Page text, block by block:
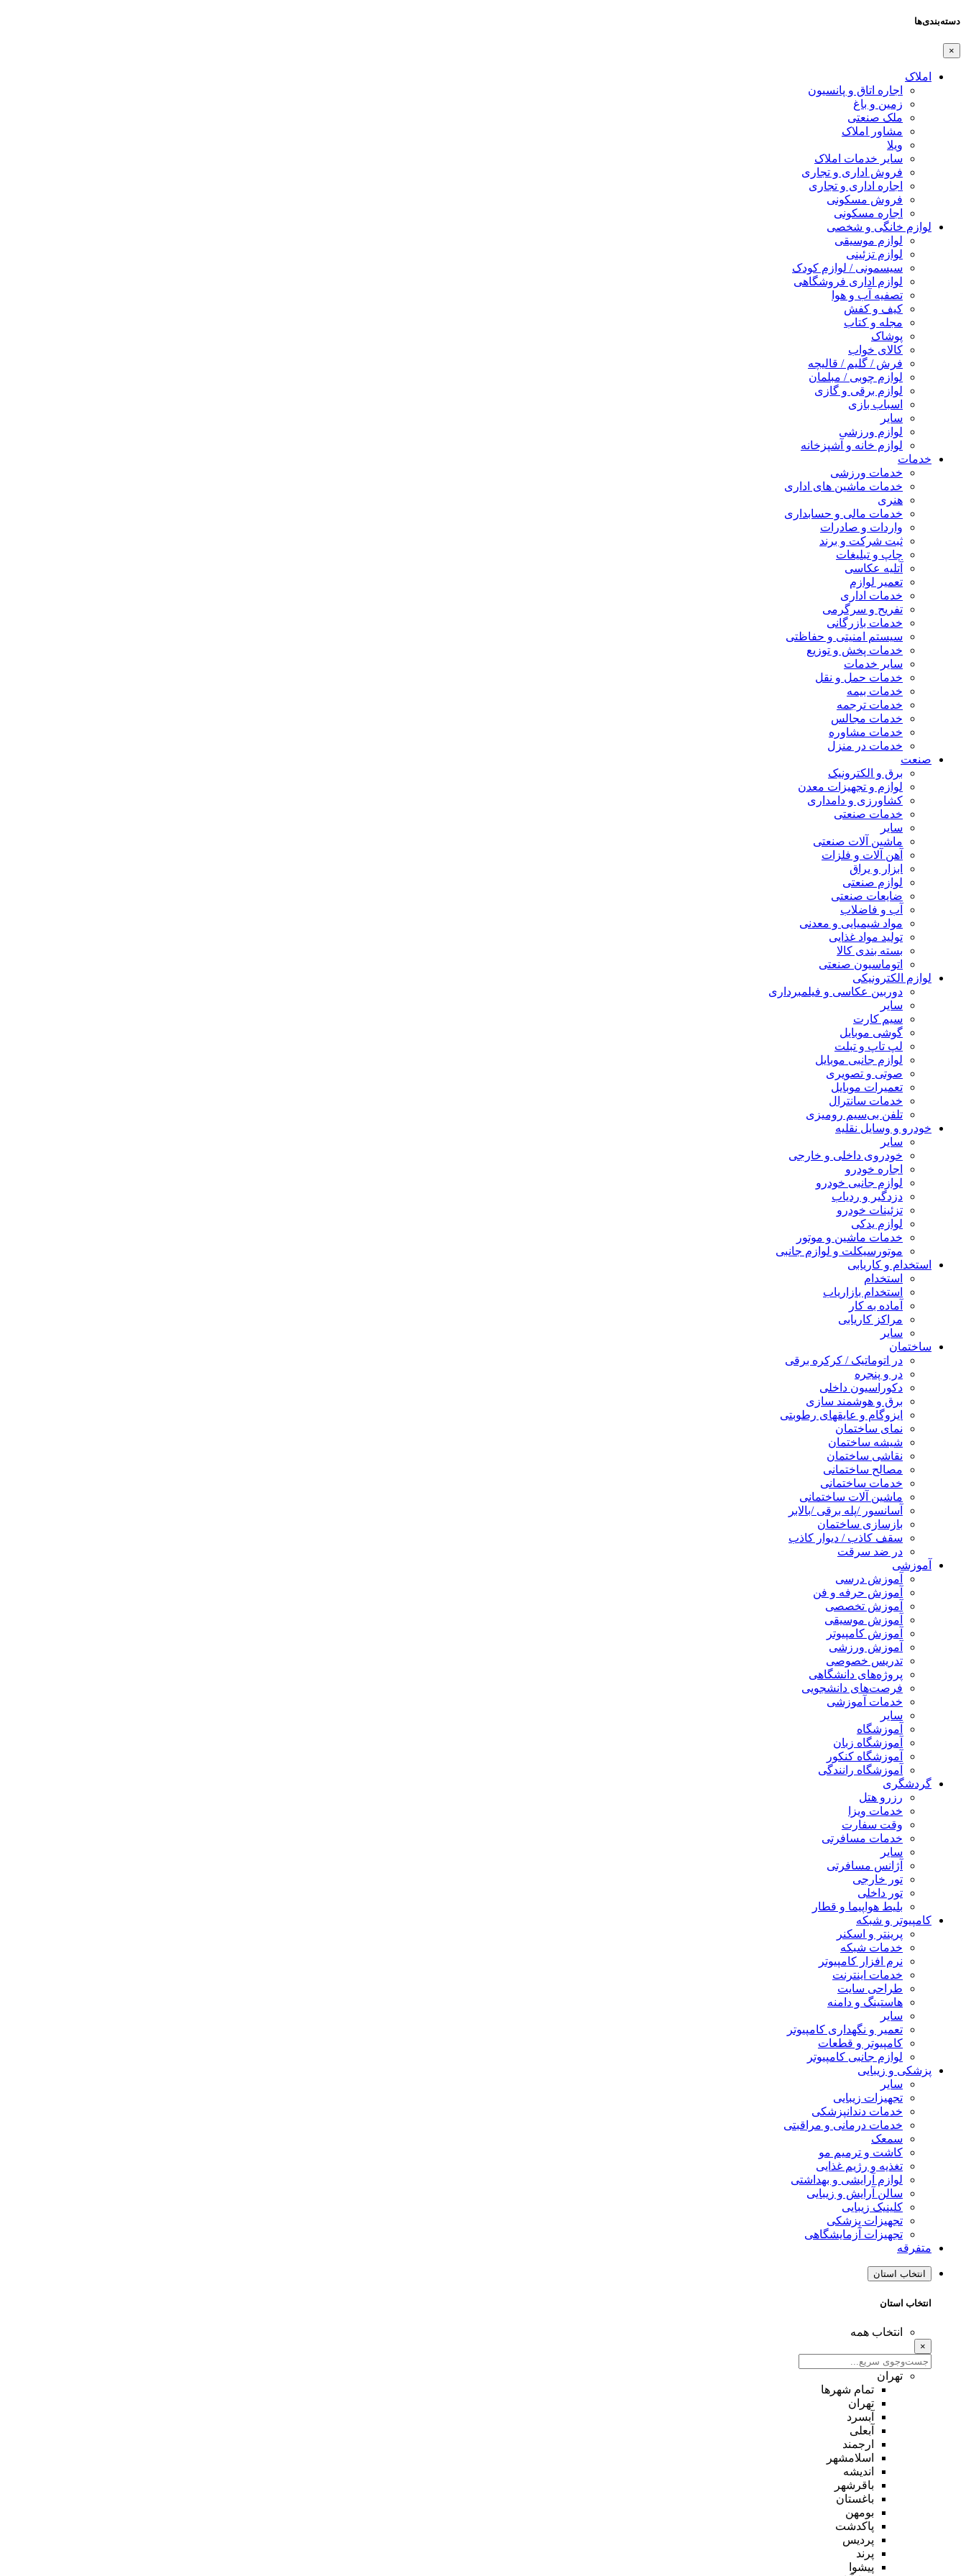
دسته‌بندی‌ها
×
املاک
اجاره اتاق و پانسیون
زمین و باغ
ملک صنعتی
مشاور املاک
ویلا
سایر خدمات املاک
فروش اداری و تجاری
اجاره اداری و تجاری
فروش مسکونی
اجاره مسکونی
لوازم خانگی و شخصی
لوازم موسیقی
لوازم تزئینی
سیسمونی / لوازم کودک
لوازم اداری فروشگاهی
تصفیه آب و هوا
کیف و کفش
مجله و کتاب
پوشاک
کالای خواب
فرش / گلیم / قالیچه
لوازم چوبی / مبلمان
لوازم برقی و گازی
اسباب بازی
سایر
لوازم ورزشی
لوازم خانه و آشپزخانه
خدمات
خدمات ورزشی
خدمات ماشین های اداری
هنری
خدمات مالی و حسابداری
واردات و صادرات
ثبت شرکت و برند
چاپ و تبلیغات
آتلیه عکاسی
تعمیر لوازم
خدمات اداری
تفریح و سرگرمی
خدمات بازرگانی
سیستم امنیتی و حفاظتی
خدمات پخش و توزیع
سایر خدمات
خدمات حمل و نقل
خدمات بیمه
خدمات ترجمه
خدمات مجالس
خدمات مشاوره
خدمات در منزل
صنعت
برق و الکترونیک
لوازم و تجهیزات معدن
کشاورزی و دامداری
خدمات صنعتی
سایر
ماشین آلات صنعتی
آهن آلات و فلزات
ابزار و یراق
لوازم صنعتی
ضایعات صنعتی
آب و فاضلاب
مواد شیمیایی و معدنی
تولید مواد غذایی
بسته بندی کالا
اتوماسیون صنعتی
لوازم الکترونیکی
دوربین عکاسی و فیلمبرداری
سایر
سیم کارت
گوشی موبایل
لپ تاپ و تبلت
لوازم جانبی موبایل
صوتی و تصویری
تعمیرات موبایل
خدمات سانترال
تلفن بی‌سیم رومیزی
خودرو و وسایل نقلیه
سایر
خودروی داخلی و خارجی
اجاره خودرو
لوازم جانبی خودرو
دزدگیر و ردیاب
تزئینات خودرو
لوازم یدکی
خدمات ماشین و موتور
موتورسیکلت و لوازم جانبی
استخدام و کاریابی
استخدام
استخدام بازاریاب
آماده به کار
مراکز کاریابی
سایر
ساختمان
در اتوماتیک / کرکره برقی
در و پنجره
دکوراسیون داخلی
برق و هوشمند سازی
ایزوگام و عایقهای رطوبتی
نمای ساختمان
شیشه ساختمان
نقاشی ساختمان
مصالح ساختمانی
خدمات ساختمانی
ماشین آلات ساختمانی
آسانسور /پله برقی /بالابر
بازسازی ساختمان
سقف کاذب / دیوار کاذب
در ضد سرقت
آموزشی
آموزش درسی
آموزش حرفه و فن
آموزش تخصصی
آموزش موسیقی
آموزش کامپیوتر
آموزش ورزشی
تدریس خصوصی
پروژه‌های دانشگاهی
فرصت‌های دانشجویی
خدمات آموزشی
سایر
آموزشگاه
آموزشگاه زبان
آموزشگاه کنکور
آموزشگاه رانندگی
گردشگری
رزرو هتل
خدمات ویزا
وقت سفارت
خدمات مسافرتی
سایر
آژانس مسافرتی
تور خارجی
تور داخلی
بلیط هواپیما و قطار
کامپیوتر و شبکه
پرینتر و اسکنر
خدمات شبکه
نرم افزار کامپیوتر
خدمات اینترنت
طراحی سایت
هاستینگ و دامنه
سایر
تعمیر و نگهداری کامپیوتر
کامپیوتر و قطعات
لوازم جانبی کامپیوتر
پزشکی و زیبایی
سایر
تجهیزات زیبایی
خدمات دندانپزشکی
خدمات درمانی و مراقبتی
سمعک
کاشت و ترمیم مو
تغذیه و رژیم غذایی
لوازم آرایشی و بهداشتی
سالن آرایش و زیبایی
کلینیک زیبایی
تجهیزات پزشکی
تجهیزات آزمایشگاهی
متفرقه
انتخاب استان
انتخاب استان
انتخاب همه
×
تهران
تمام شهر‌ها
تهران
آبسرد
آبعلی
ارجمند
اسلامشهر
اندیشه
باقرشهر
باغستان
بومهن
پاکدشت
پردیس
پرند
پیشوا